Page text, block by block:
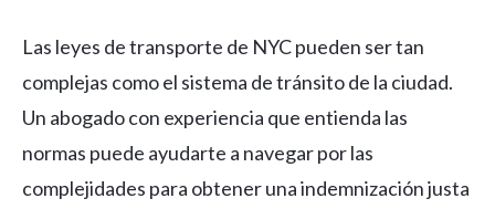
Las leyes de transporte de NYC pueden ser tan
complejas como el sistema de tránsito de la ciudad.
Un abogado con experiencia que entienda las
normas puede ayudarte a navegar por las
complejidades para obtener una indemnización justa